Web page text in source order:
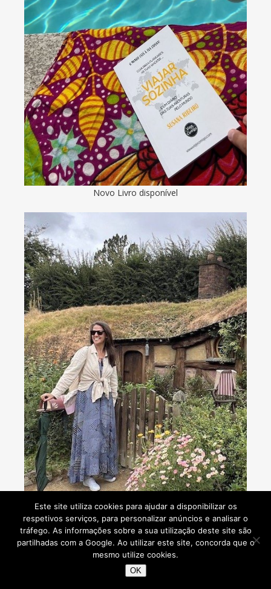
Novo Livro disponível
Consultoria de viagens - Agente de Viagens
Este site utiliza cookies para ajudar a disponibilizar os
respetivos serviços, para personalizar anúncios e analisar o
tráfego. As informações sobre a sua utilização deste site são
partilhadas com a Google. Ao utilizar este site, concorda que o
mesmo utilize cookies.
OK